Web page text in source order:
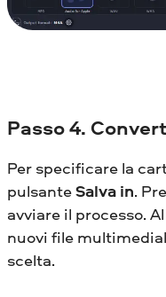
Passo 4.
Per specificare la
pulsanteSalva in.
avviare il processo.
nuovi file
scelta.